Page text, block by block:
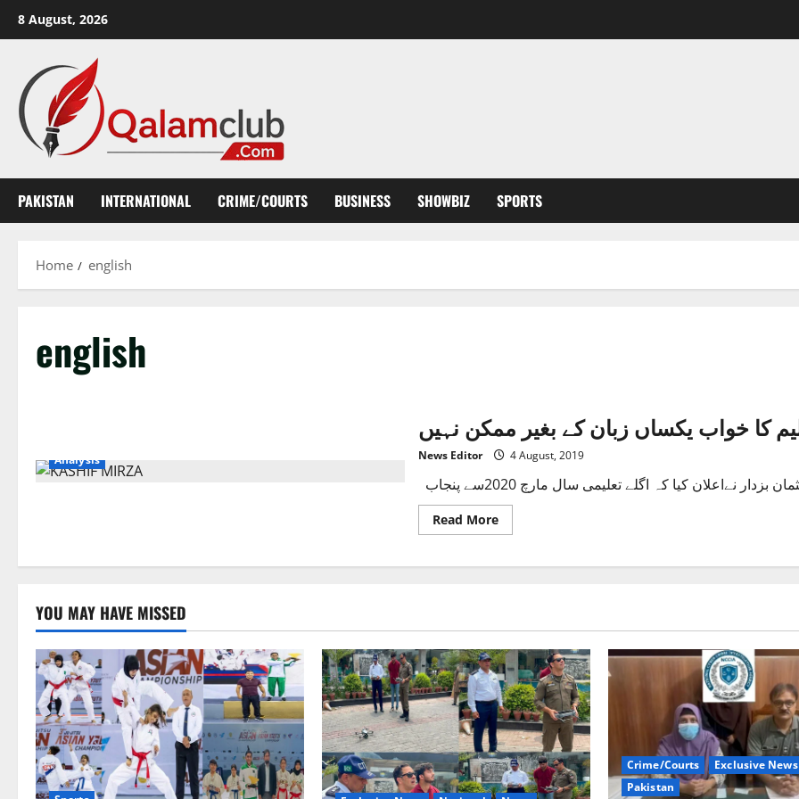
8 August, 2026
PAKISTAN INTERNATIONAL CRIME/COURTS BUSINESS SHOWBIZ SPORTS
Home english
english
Analysis News Editor 4 August, 2019
Read MoreRead
more
نظام
زبان
بغیر
ممکن
نہیں!
YOU MAY HAVE MISSED
Crime/Courts
Exclusive News
Pakistan